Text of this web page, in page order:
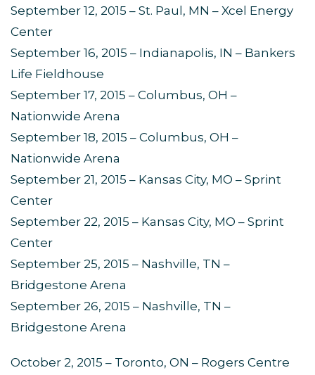
September 12, 2015 – St. Paul, MN – Xcel Energy
Center
September 16, 2015 – Indianapolis, IN – Bankers
Life Fieldhouse
September 17, 2015 – Columbus, OH –
Nationwide Arena
September 18, 2015 – Columbus, OH –
Nationwide Arena
September 21, 2015 – Kansas City, MO – Sprint
Center
September 22, 2015 – Kansas City, MO – Sprint
Center
September 25, 2015 – Nashville, TN –
Bridgestone Arena
September 26, 2015 – Nashville, TN –
Bridgestone Arena
October 2, 2015 – Toronto, ON – Rogers Centre